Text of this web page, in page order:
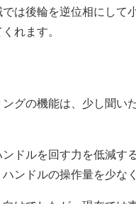
は後輪を逆位相にして
れます。
グの機能は、少し聞い
ドルを回す力を低減す
ンドルの操作量を少な